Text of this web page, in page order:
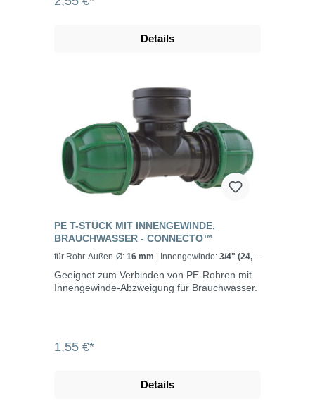
Details
PE T-STÜCK MIT INNENGEWINDE,
BRAUCHWASSER - CONNECTO™
für Rohr-Außen-Ø: 16 mm | Innengewinde: 3/4" (24,2
Geeignet zum Verbinden von PE-Rohren mit
Innengewinde-Abzweigung für Brauchwasser.
1,55 €*
Details